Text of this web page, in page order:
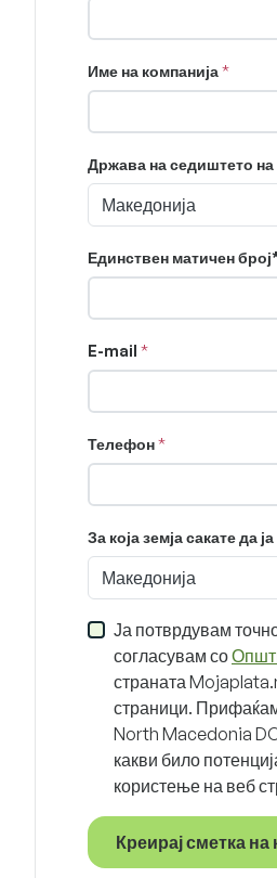
Име на компанија
Држава на седиштето на
Македонија
Единствен матичен
E-mail
Телефон
За која земја сакате да
Македонија
Ја потврдувам
согласувам со
страната
страници.
North Macedonia
какви било
користење на веб
Креирај сметка на